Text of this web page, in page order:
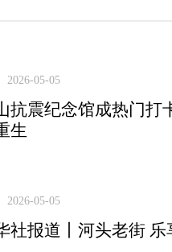
2026-05-05
抗震纪念馆成热门打
生
2026-05-05
社报道丨河头老街 乐